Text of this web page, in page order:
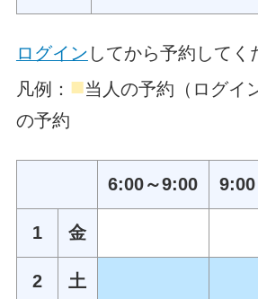
ログイン してから予約してく
凡例： ■当人の予約（ログイ
の予約
6:00～9:00
1 金
2 土